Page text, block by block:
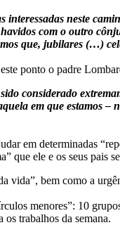
neste
com o outro
que, jubilares (…)
ponto o padre
considerado
em que estamos
em determinadas
que ele e os seus pais
vida”, bem como a
menores”: 10
trabalhos da semana.